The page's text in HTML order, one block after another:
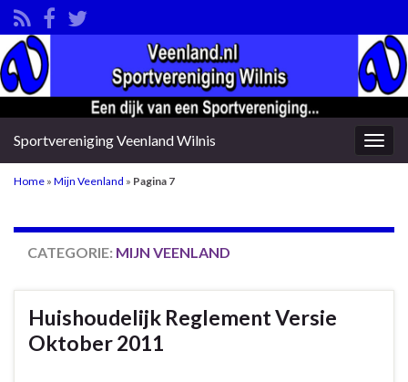
Sportvereniging Veenland Wilnis
Home » Mijn Veenland » Pagina 7
CATEGORIE: MIJN VEENLAND
Huishoudelijk Reglement Versie
Oktober 2011